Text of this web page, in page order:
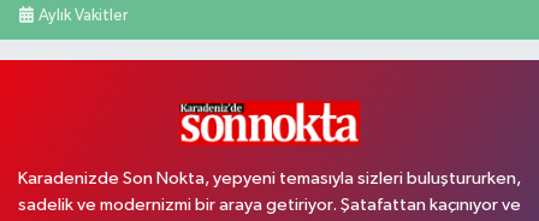
Aylık Vakitler
Karadenizde Son Nokta, yepyeni temasıyla sizleri buluştururken,
sadelik ve modernizmi bir araya getiriyor. Şatafattan kaçınıyor ve